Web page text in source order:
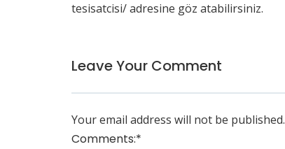
tesisatcisi/adresine göz atabilirsiniz.
Leave Your Comment
Your email address will not be published.
Comments:*